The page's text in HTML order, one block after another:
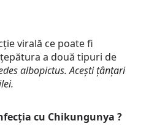
virală ce poate fi
a două tipuri de
albopictus. Acești țânțari
cu Chikungunya ?